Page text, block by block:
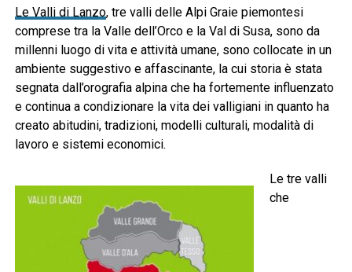
Le Valli di Lanzo, tre valli delle Alpi Graie piemontesi
comprese tra la Valle dell’Orco e la Val di Susa, sono da
millenni luogo di vita e attività umane, sono collocate in un
ambiente suggestivo e affascinante, la cui storia è stata
segnata dall’orografia alpina che ha fortemente influenzato
e continua a condizionare la vita dei valligiani in quanto ha
creato abitudini, tradizioni, modelli culturali, modalità di
lavoro e sistemi economici.
Le tre valli
che